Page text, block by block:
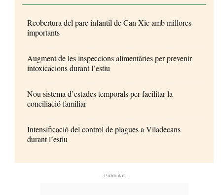
Reobertura del parc infantil de Can Xic amb millores
importants
Augment de les inspeccions alimentàries per prevenir
intoxicacions durant l’estiu
Nou sistema d’estades temporals per facilitar la
conciliació familiar
Intensificació del control de plagues a Viladecans
durant l’estiu
- Publicitat -